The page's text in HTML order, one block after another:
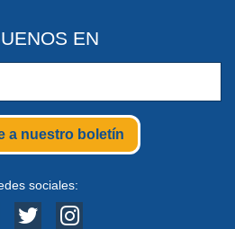
EN
a nuestro boletín
sociales: